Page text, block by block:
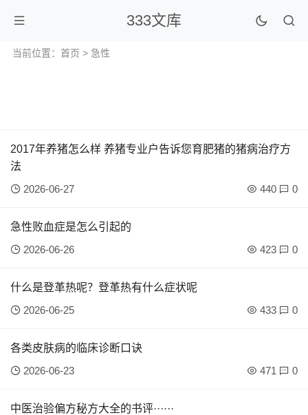
333文库
当前位置： 首页 > 急性
2017年养猪怎么样 养猪专业户告诉您育肥猪的猪病治疗方
法
2026-06-27
440 0
急性败血症是怎么引起的
2026-06-26
423 0
什么是登革热呢？登革热有什么症状呢
2026-06-25
433 0
各类皮肤病的临床诊断口诀
2026-06-23
471 0
中医治验偏方秘方大全的书评······